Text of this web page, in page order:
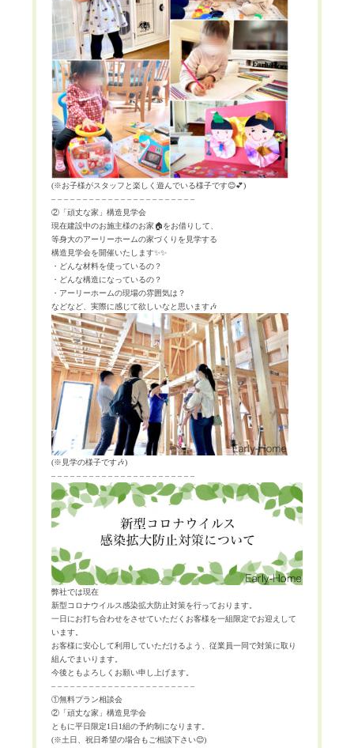
(※お子様がスタッフと楽しく遊んでいる様子です😊💕)
– – – – – – – – – – – – – – – – – – – – – – –
②「頑丈な家」構造見学会
現在建設中のお施主様のお家🏠をお借りして、
等身大のアーリーホームの家づくりを見学する
構造見学会を開催いたします✨✨
・どんな材料を使っているの？
・どんな構造になっているの？
・アーリーホームの現場の雰囲気は？
などなど、実際に感じて欲しいなと思います🎶
(※ 見学の様子です🎶)
– – – – – – – – – – – – – – – – – – – – – – –
弊社では現在
新型コロナウイルス感染拡大防止対策を行っております。
一日にお打ち合わせをさせていただくお客様を一組限定でお迎えして
います。
お客様に安心して利用していただけるよう、従業員一同で対策に取り
組んでまいります。
今後ともよろしくお願い申し上げます。
– – – – – – – – – – – – – – – – – – – – – – –
①無料プラン相談会
②「頑丈な家」構造見学会
ともに平日限定1日 1組の予約制になります。
(※土日、祝日希望の場合もご相談下さい😊)